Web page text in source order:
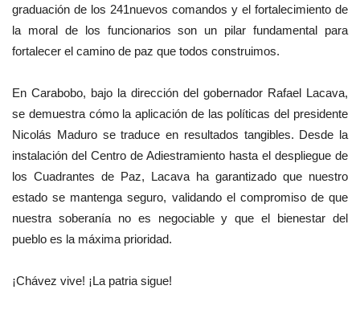
graduación de los 241nuevos comandos y el fortalecimiento de
la moral de los funcionarios son un pilar fundamental para
fortalecer el camino de paz que todos construimos.
En Carabobo, bajo la dirección del gobernador Rafael Lacava,
se demuestra cómo la aplicación de las políticas del presidente
Nicolás Maduro se traduce en resultados tangibles. Desde la
instalación del Centro de Adiestramiento hasta el despliegue de
los Cuadrantes de Paz, Lacava ha garantizado que nuestro
estado se mantenga seguro, validando el compromiso de que
nuestra soberanía no es negociable y que el bienestar del
pueblo es la máxima prioridad.
¡Chávez vive! ¡La patria sigue!